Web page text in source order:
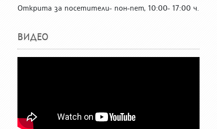
Открита за посетители- пон-пет, 10:00- 17:00 ч.
ВИДЕО